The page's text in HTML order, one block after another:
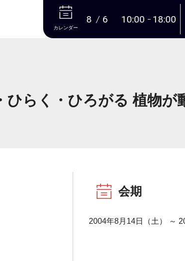
本文へ
カレンダー
8 6 10:00 18:00
ひらく・ひろがる 植物が
会期
2004年8月14日（土） ～